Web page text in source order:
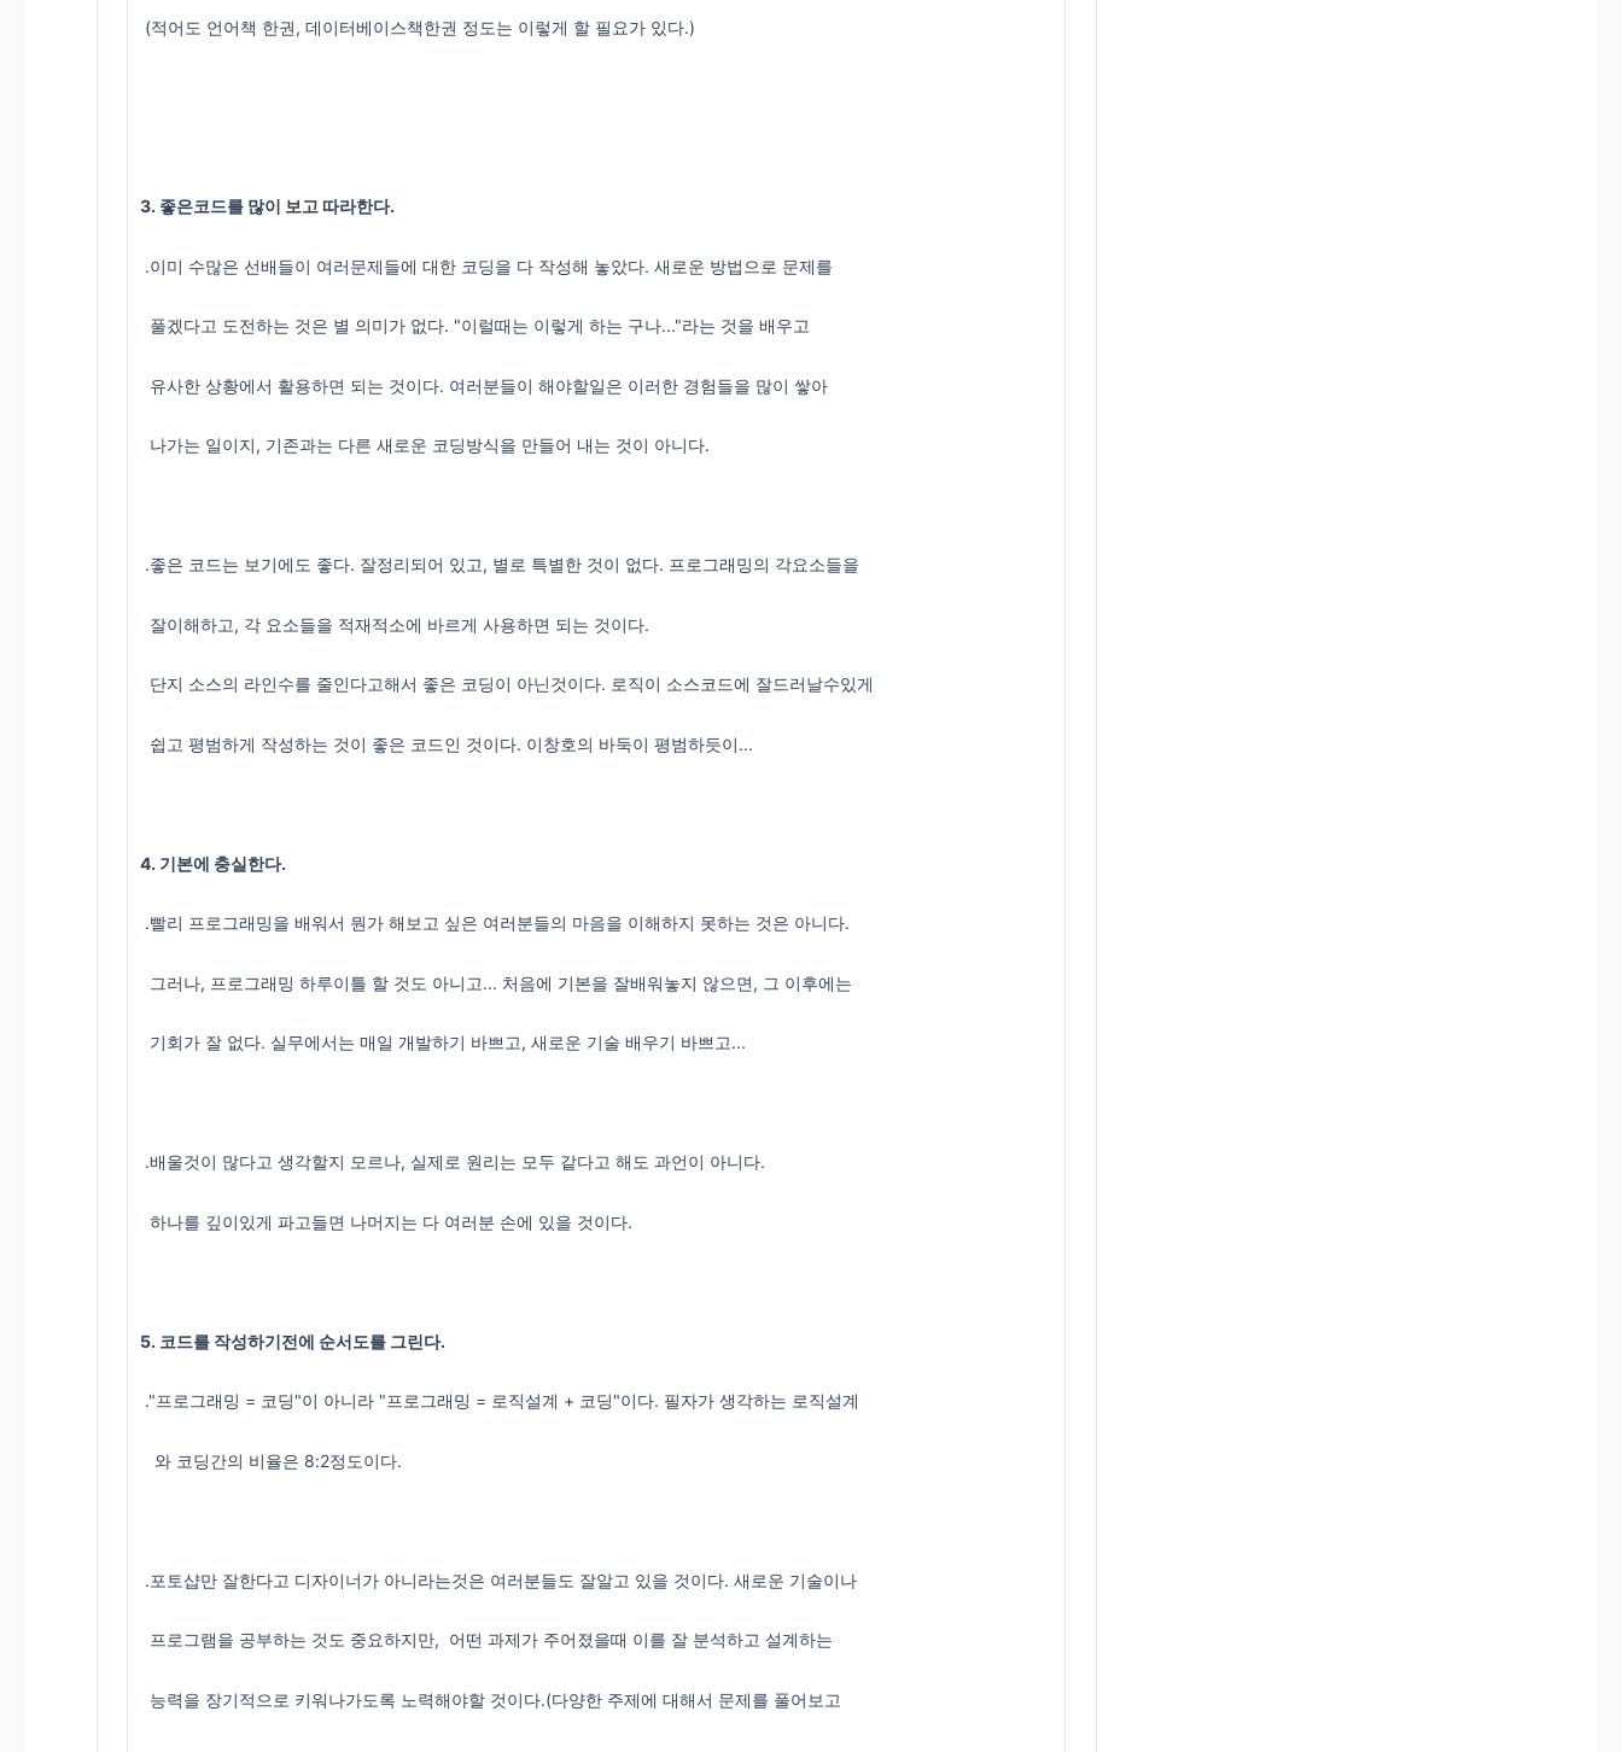
(적어도 언어책 한권, 데이터베이스책한권 정도는 이렇게 할 필요가 있다.)
3. 좋은코드를 많이 보고 따라한다.
.이미 수많은 선배들이 여러문제들에 대한 코딩을 다 작성해 놓았다. 새로운 방법으로 문제를
풀겠다고 도전하는 것은 별 의미가 없다. "이럴때는 이렇게 하는 구나..."라는 것을 배우고
유사한 상황에서 활용하면 되는 것이다. 여러분들이 해야할일은 이러한 경험들을 많이 쌓아
나가는 일이지, 기존과는 다른 새로운 코딩방식을 만들어 내는 것이 아니다.
.좋은 코드는 보기에도 좋다. 잘정리되어 있고, 별로 특별한 것이 없다. 프로그래밍의 각요소들을
잘이해하고, 각 요소들을 적재적소에 바르게 사용하면 되는 것이다.
단지 소스의 라인수를 줄인다고해서 좋은 코딩이 아닌것이다. 로직이 소스코드에 잘드러날수있게
쉽고 평범하게 작성하는 것이 좋은 코드인 것이다. 이창호의 바둑이 평범하듯이...
4. 기본에 충실한다.
.빨리 프로그래밍을 배워서 뭔가 해보고 싶은 여러분들의 마음을 이해하지 못하는 것은 아니다.
그러나, 프로그래밍 하루이틀 할 것도 아니고... 처음에 기본을 잘배워놓지 않으면, 그 이후에는
기회가 잘 없다. 실무에서는 매일 개발하기 바쁘고, 새로운 기술 배우기 바쁘고...
.배울것이 많다고 생각할지 모르나, 실제로 원리는 모두 같다고 해도 과언이 아니다.
하나를 깊이있게 파고들면 나머지는 다 여러분 손에 있을 것이다.
5. 코드를 작성하기전에 순서도를 그린다.
."프로그래밍 = 코딩"이 아니라 "프로그래밍 = 로직설계 + 코딩"이다. 필자가 생각하는 로직설계
와 코딩간의 비율은 8:2정도이다.
.포토샵만 잘한다고 디자이너가 아니라는것은 여러분들도 잘알고 있을 것이다. 새로운 기술이나
프로그램을 공부하는 것도 중요하지만, 어떤 과제가 주어졌을때 이를 잘 분석하고 설계하는
능력을 장기적으로 키워나가도록 노력해야할 것이다.(다양한 주제에 대해서 문제를 풀어보고